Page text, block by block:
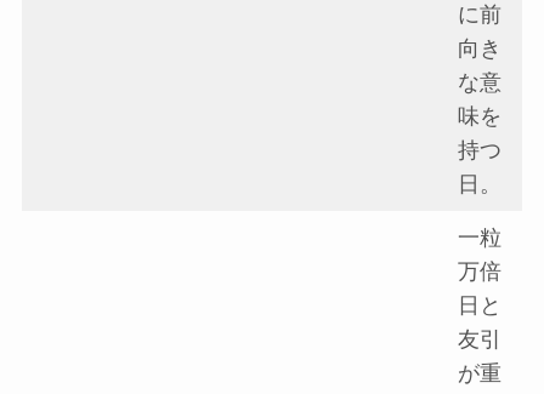
に前
向き
な意
味を
持つ
日。
一粒
万倍
日と
友引
が重